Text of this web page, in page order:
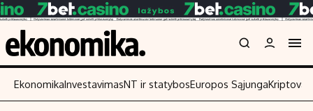
EkonomikaInvestavimasNT ir statybosEuropos Sąjunga